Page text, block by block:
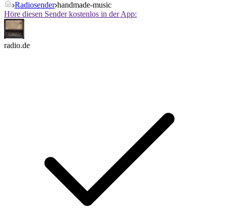
Radiosender handmade-music
Höre diesen Sender kostenlos in der App:
radio.de